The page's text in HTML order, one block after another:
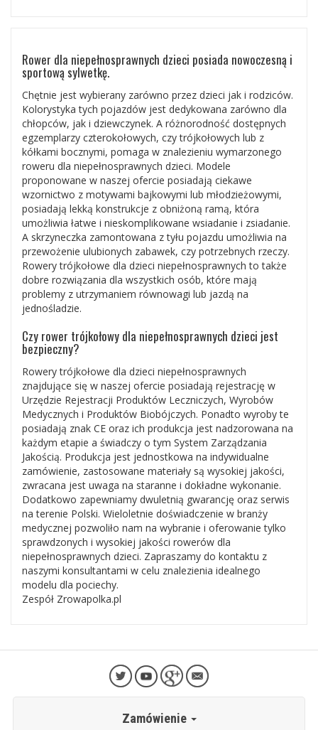
Rower dla niepełnosprawnych dzieci posiada nowoczesną i
sportową sylwetkę.
Chętnie jest wybierany zarówno przez dzieci jak i rodziców.
Kolorystyka tych pojazdów jest dedykowana zarówno dla
chłopców, jak i dziewczynek. A różnorodność dostępnych
egzemplarzy czterokołowych, czy trójkołowych lub z
kółkami bocznymi, pomaga w znalezieniu wymarzonego
roweru dla niepełnosprawnych dzieci. Modele
proponowane w naszej ofercie posiadają ciekawe
wzornictwo z motywami bajkowymi lub młodzieżowymi,
posiadają lekką konstrukcje z obniżoną ramą, która
umożliwia łatwe i nieskomplikowane wsiadanie i zsiadanie.
A skrzyneczka zamontowana z tyłu pojazdu umożliwia na
przewożenie ulubionych zabawek, czy potrzebnych rzeczy.
Rowery trójkołowe dla dzieci niepełnosprawnych to także
dobre rozwiązania dla wszystkich osób, które mają
problemy z utrzymaniem równowagi lub jazdą na
jednośladzie.
Czy rower trójkołowy dla niepełnosprawnych dzieci jest
bezpieczny?
Rowery trójkołowe dla dzieci niepełnosprawnych
znajdujące się w naszej ofercie posiadają rejestrację w
Urzędzie Rejestracji Produktów Leczniczych, Wyrobów
Medycznych i Produktów Biobójczych. Ponadto wyroby te
posiadają znak CE oraz ich produkcja jest nadzorowana na
każdym etapie a świadczy o tym System Zarządzania
Jakością. Produkcja jest jednostkowa na indywidualne
zamówienie, zastosowane materiały są wysokiej jakości,
zwracana jest uwaga na staranne i dokładne wykonanie.
Dodatkowo zapewniamy dwuletnią gwarancję oraz serwis
na terenie Polski. Wieloletnie doświadczenie w branży
medycznej pozwoliło nam na wybranie i oferowanie tylko
sprawdzonych i wysokiej jakości rowerów dla
niepełnosprawnych dzieci. Zapraszamy do kontaktu z
naszymi konsultantami w celu znalezienia idealnego
modelu dla pociechy.
Zespół Zrowapolka.pl
Zamówienie